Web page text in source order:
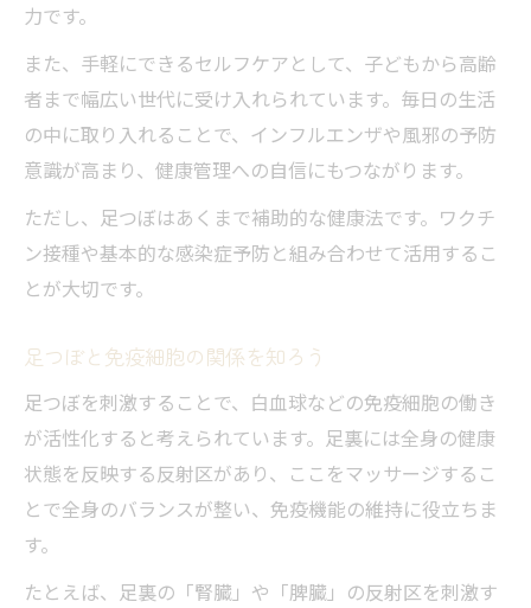
足つぼ免疫力インフルエンザ対策の基本
日常生活に足つぼを取り入れる工夫
足つぼと運動・栄養の効果的な組み合わせ
足つぼ刺激がもたらすインフルエンザ対策
足つぼ刺激でインフルエンザリスクを減ら
す
インフルエンザ 足つぼの効果的活用例
足つぼ刺激が血流と免疫に与える影響
足つぼ 内臓 効果で体調を底上げする方法
力です。
また、手軽にできるセルフケアとして、子どもから高齢
者まで幅広い世代に受け入れられています。毎日の生活
の中に取り入れることで、インフルエンザや風邪の予防
意識が高まり、健康管理への自信にもつながります。
ただし、足つぼはあくまで補助的な健康法です。ワクチ
ン接種や基本的な感染症予防と組み合わせて活用するこ
とが大切です。
足つぼと免疫細胞の関係を知ろう
足つぼを刺激することで、白血球などの免疫細胞の働き
が活性化すると考えられています。足裏には全身の健康
状態を反映する反射区があり、ここをマッサージするこ
とで全身のバランスが整い、免疫機能の維持に役立ちま
す。
たとえば、足裏の「腎臓」や「脾臓」の反射区を刺激す